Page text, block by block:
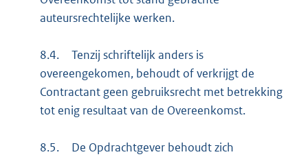
auteursrechtelijke werken.
8.4.
Tenzij schriftelijk anders is
overeengekomen, behoudt of verkrijgt de
Contractant geen gebruiksrecht met betrekking
tot enig resultaat van de Overeenkomst.
8.5.
De Opdrachtgever behoudt zich